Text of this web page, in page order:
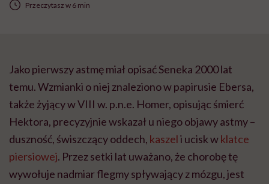
Przeczytasz w 6 min
Jako pierwszy astmę miał opisać Seneka 2000 lat
temu. Wzmianki o niej znaleziono w papirusie Ebersa,
także żyjący w VIII w. p.n.e. Homer, opisując śmierć
Hektora, precyzyjnie wskazał u niego objawy astmy –
duszność, świszczący oddech, kaszeli ucisk wklatce
piersiowej. Przez setki lat uważano, że chorobę tę
wywołuje nadmiar flegmy spływający z mózgu, jest